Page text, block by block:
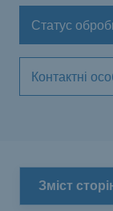
Статус
Контактні
Зміст